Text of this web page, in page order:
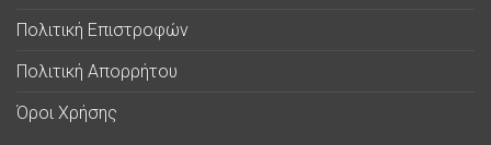
Πολιτική Επιστροφών
Πολιτική Απορρήτου
Όροι Χρήσης